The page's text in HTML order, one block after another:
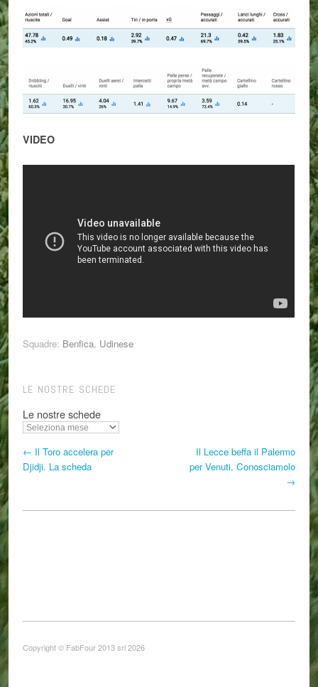
VIDEO
Squadre: Benfica, Udinese
LE NOSTRE SCHEDE
Le nostre schede
← Il Toro accelera per
Djidji. La scheda
Il Lecce beffa il Palermo
per Venuti. Conosciamolo
→
Copyright © FabFour 2013 srl 2026